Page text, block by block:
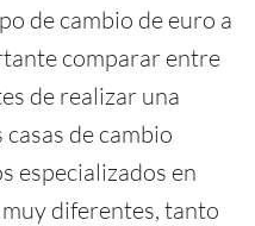
de cambio de euro a
comparar entre
de realizar una
de cambio
especializados en
diferentes, tanto